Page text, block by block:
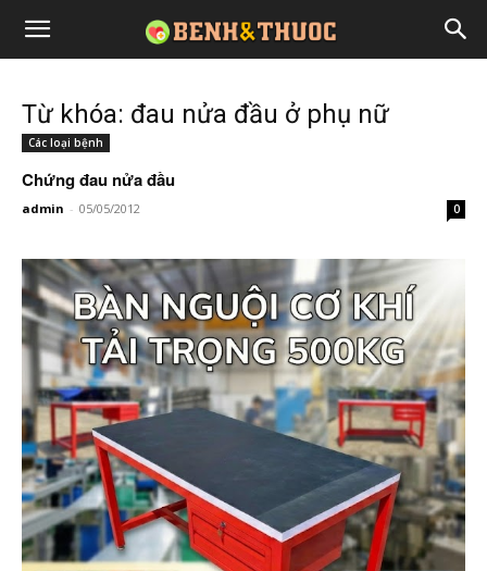
Từ khóa: đau nửa đầu ở phụ nữ
Các loại bệnh
Chứng đau nửa đầu
admin - 05/05/2012 0